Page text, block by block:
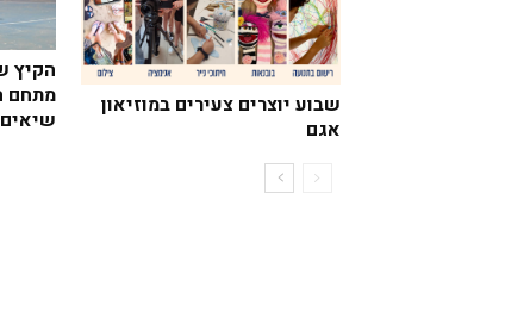
הקיץ
מתחם
שיאים
שבוע יוצרים צעירים במוזיאון
אגם